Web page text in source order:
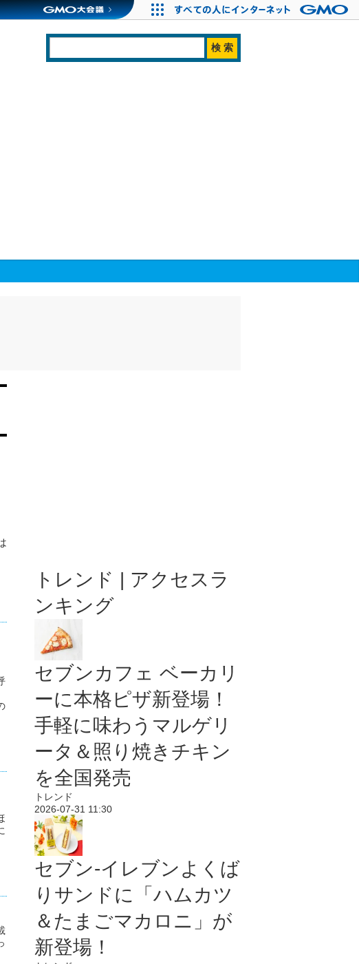
トレンド | アクセスラ
ンキング
セブンカフェ ベーカリ
ーに本格ピザ新登場！
手軽に味わうマルゲリ
ータ＆照り焼きチキン
を全国発売
トレンド
2026-07-31 11:30
セブン‐イレブンよくば
りサンドに「ハムカツ
＆たまごマカロニ」が
新登場！